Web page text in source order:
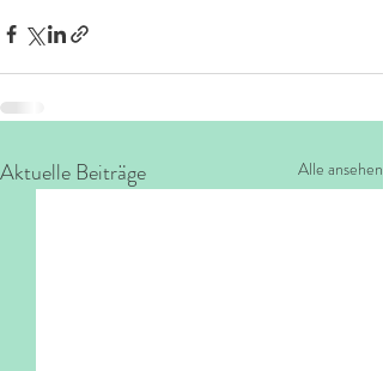
Aktuelle Beiträge Alle ansehen